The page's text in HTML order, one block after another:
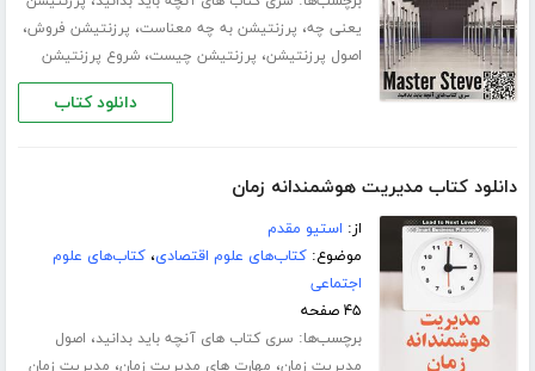
یعنی چه، پرزنتیشن به چه معناست، پرزنتیشن فروش،
اصول پرزنتیشن، پرزنتیشن چیست،شروع پرزنتیشن
دانلود کتاب
دانلود کتاب مدیریت هوشمندانه زمان
از: استیو مقدم
موضوع:کتاب‌های علوم اقتصادی،کتاب‌های علوم
اجتماعی
۴۵ صفحه
برچسب‌ها: سری کتاب های آنچه باید بدانید، اصول
مدیریت زمان، مهارت های مدیریت زمان، مدیریت زمان